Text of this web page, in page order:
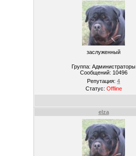
заслуженный
Группа: Администраторы
Сообщений: 10496
Репутация:4
Статус: Offline
elza